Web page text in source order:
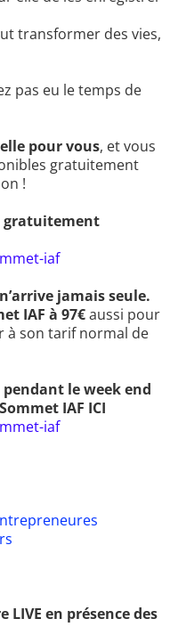
transformer des vies,
pas eu le temps de
pour vous, et vous
gratuitement
!
gratuitement
iaf
jamais seule.
IAF à 97€aussi pour
à son tarif normal de
le week end
IAF ICI
iaf
LIVE en présence des